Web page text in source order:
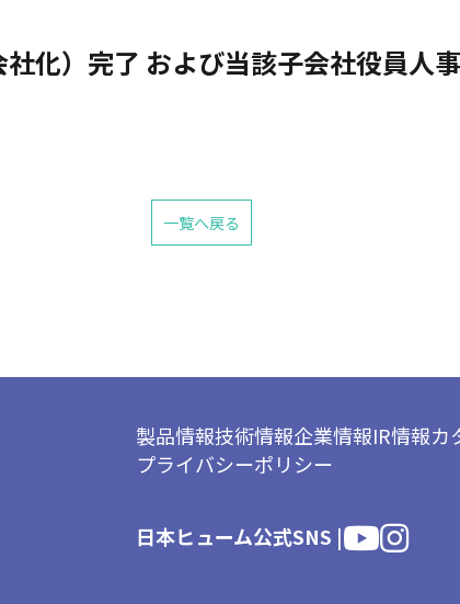
化）完了 および当該子会社役員人
一覧へ戻る
製品情報技術情報企業情報IR情報カ
プライバシーポリシー
日本ヒューム公式SNS |